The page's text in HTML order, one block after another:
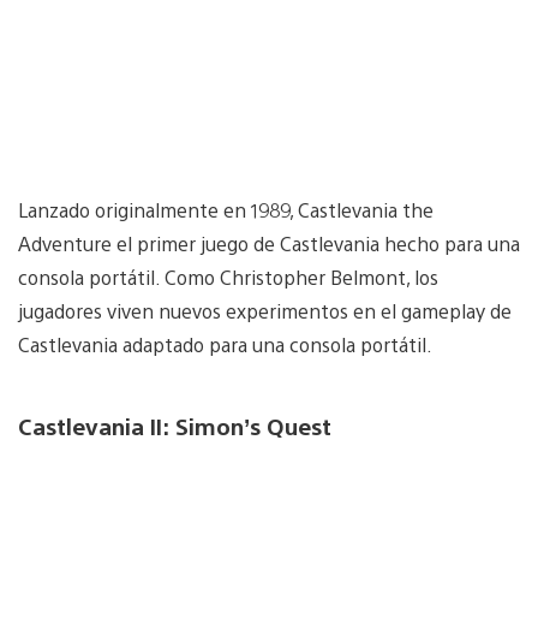
Lanzado originalmente en 1989, Castlevania the
Adventure el primer juego de Castlevania hecho para una
consola portátil. Como Christopher Belmont, los
jugadores viven nuevos experimentos en el gameplay de
Castlevania adaptado para una consola portátil.
Castlevania II: Simon’s Quest